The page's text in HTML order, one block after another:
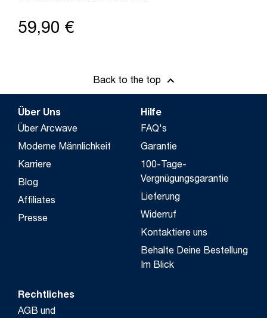
59,90 €
Back to the top
Über Uns
Über Arcwave
Moderne Männlichkeit
Karriere
Blog
Affiliates
Presse
Hilfe
FAQ's
Garantie
100-Tage-
Vergnügungsgarantie
Lieferung
Widerruf
Kontaktiere uns
Behalte Deine Bestellung
Im Blick
Rechtliches
AGB und